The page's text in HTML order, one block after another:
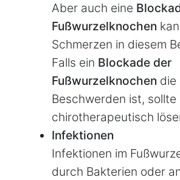
Aber auch eine
Fußwurzelknochen
Schmerzen in diesem
Falls ein Blockade der
Fußwurzelknochen die
Beschwerden ist, sollte
chirotherapeutisch
Infektionen
Infektionen im
durch Bakterien oder